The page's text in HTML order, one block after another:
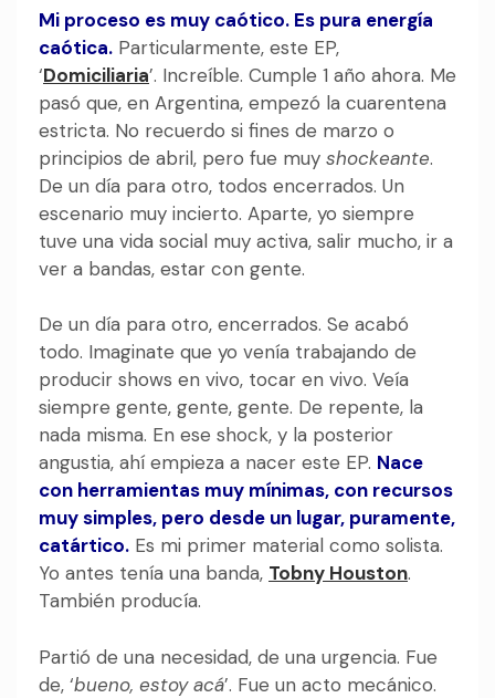
Mi proceso es muy caótico. Es pura energía
caótica. Particularmente, este EP,
‘Domiciliaria’. Increíble. Cumple 1 año ahora. Me
pasó que, en Argentina, empezó la cuarentena
estricta. No recuerdo si fines de marzo o
principios de abril, pero fue muy shockeante.
De un día para otro, todos encerrados. Un
escenario muy incierto. Aparte, yo siempre
tuve una vida social muy activa, salir mucho, ir a
ver a bandas, estar con gente.
De un día para otro, encerrados. Se acabó
todo. Imaginate que yo venía trabajando de
producir shows en vivo, tocar en vivo. Veía
siempre gente, gente, gente. De repente, la
nada misma. En ese shock, y la posterior
angustia, ahí empieza a nacer este EP. Nace
con herramientas muy mínimas, con recursos
muy simples, pero desde un lugar, puramente,
catártico. Es mi primer material como solista.
Yo antes tenía una banda, Tobny Houston.
También producía.
Partió de una necesidad, de una urgencia. Fue
de, ‘bueno, estoy acá’. Fue un acto mecánico.